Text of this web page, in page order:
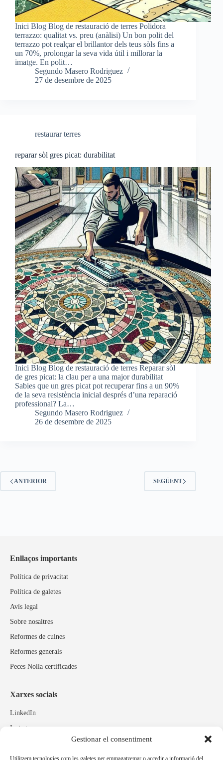
Gestionar el consentiment
Utilitzem tecnologies com les galetes per emmagatzemar o accedir a informació del
Inici Blog Blog de restauració de terres Polidora
terrazzo: qualitat vs. preu (anàlisi) Un bon polit del
terrazzo pot realçar el brillantor dels teus sòls fins a
un 70%, prolongar la seva vida útil i millorar la
imatge. En polit…
Segundo Masero Rodriguez
27 de desembre de 2025
restaurar terres
reparar sòl gres picat: durabilitat
Inici Blog Blog de restauració de terres Reparar sòl
de gres picat: la clau per a una major durabilitat
Sabies que un gres picat pot recuperar fins a un 90%
de la seva resistència inicial després d’una reparació
professional? La…
Segundo Masero Rodriguez
26 de desembre de 2025
ANTERIOR SEGÜENT
Enllaços importants
Política de privacitat
Política de galetes
Avís legal
Sobre nosaltres
Reformes de cuines
Reformes generals
Peces Nolla certificades
Xarxes socials
LinkedIn
Instagram